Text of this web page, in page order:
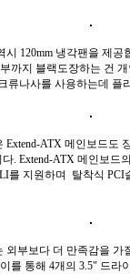
시 120mm 냉각팬을 제
까지 블랙도장하는 건
류나사를 사용하는데 플
Extend-ATX 메인보드도
. Extend-ATX 메인보드
를 지원하며 탈착식
외부보다 더 만족감을
를 통해 4개의 3.5" 드라